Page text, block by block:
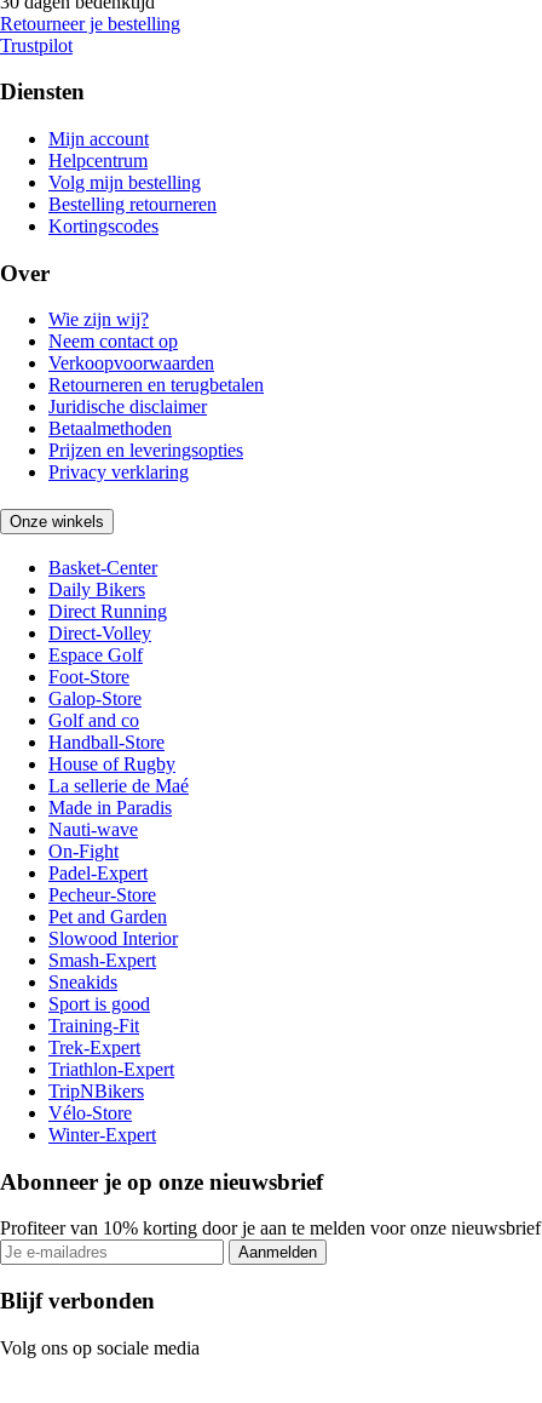
Retourneer je bestelling
Trustpilot
Diensten
Mijn account
Helpcentrum
Volg mijn bestelling
Bestelling retourneren
Kortingscodes
Over
Wie zijn wij?
Neem contact op
Verkoopvoorwaarden
Retourneren en terugbetalen
Juridische disclaimer
Betaalmethoden
Prijzen en leveringsopties
Privacy verklaring
Onze winkels
Basket-Center
Daily Bikers
Direct Running
Direct-Volley
Espace Golf
Foot-Store
Galop-Store
Golf and co
Handball-Store
House of Rugby
La sellerie de Maé
Made in Paradis
Nauti-wave
On-Fight
Padel-Expert
Pecheur-Store
Pet and Garden
Slowood Interior
Smash-Expert
Sneakids
Sport is good
Training-Fit
Trek-Expert
Triathlon-Expert
TripNBikers
Vélo-Store
Winter-Expert
Abonneer je op onze nieuwsbrief
Profiteer van 10% korting door je aan te melden voor onze nieuwsbrief
Aanmelden
Blijf verbonden
Volg ons op sociale media